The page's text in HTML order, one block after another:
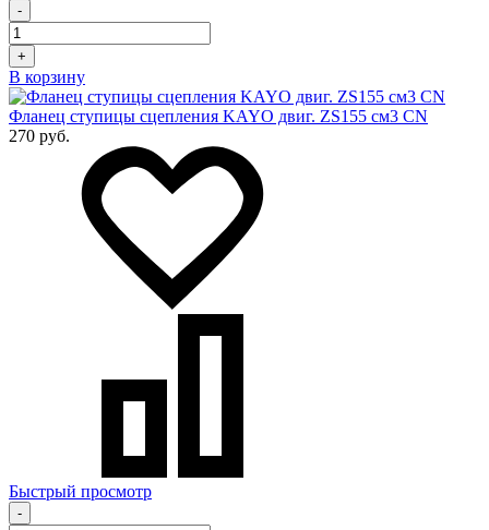
-
+
В корзину
Фланец ступицы сцепления KAYO двиг. ZS155 см3 CN
270 руб.
Быстрый просмотр
-